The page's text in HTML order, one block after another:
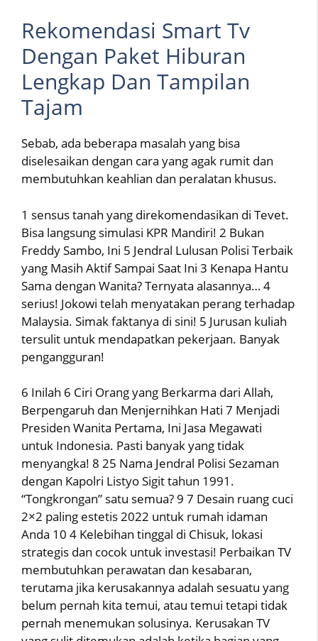
Rekomendasi Smart Tv
Dengan Paket Hiburan
Lengkap Dan Tampilan
Tajam
Sebab, ada beberapa masalah yang bisa
diselesaikan dengan cara yang agak rumit dan
membutuhkan keahlian dan peralatan khusus.
1 sensus tanah yang direkomendasikan di Tevet.
Bisa langsung simulasi KPR Mandiri! 2 Bukan
Freddy Sambo, Ini 5 Jendral Lulusan Polisi Terbaik
yang Masih Aktif Sampai Saat Ini 3 Kenapa Hantu
Sama dengan Wanita? Ternyata alasannya… 4
serius! Jokowi telah menyatakan perang terhadap
Malaysia. Simak faktanya di sini! 5 Jurusan kuliah
tersulit untuk mendapatkan pekerjaan. Banyak
pengangguran!
6 Inilah 6 Ciri Orang yang Berkarma dari Allah,
Berpengaruh dan Menjernihkan Hati 7 Menjadi
Presiden Wanita Pertama, Ini Jasa Megawati
untuk Indonesia. Pasti banyak yang tidak
menyangka! 8 25 Nama Jendral Polisi Sezaman
dengan Kapolri Listyo Sigit tahun 1991.
“Tongkrongan” satu semua? 9 7 Desain ruang cuci
2×2 paling estetis 2022 untuk rumah idaman
Anda 10 4 Kelebihan tinggal di Chisuk, lokasi
strategis dan cocok untuk investasi! Perbaikan TV
membutuhkan perawatan dan kesabaran,
terutama jika kerusakannya adalah sesuatu yang
belum pernah kita temui, atau temui tetapi tidak
pernah menemukan solusinya. Kerusakan TV